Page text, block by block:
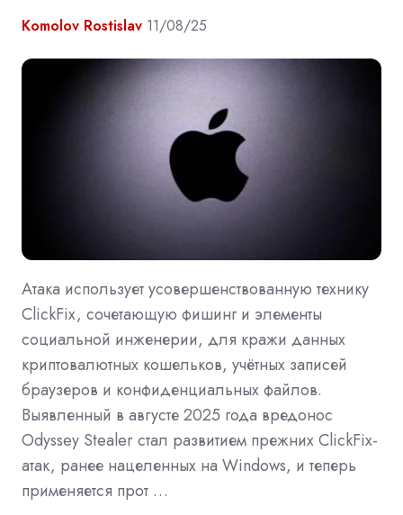
Komolov Rostislav 11/08/25
Атака использует усовершенствованную технику
ClickFix, сочетающую фишинг и элементы
социальной инженерии, для кражи данных
криптовалютных кошельков, учётных записей
браузеров и конфиденциальных файлов.
Выявленный в августе 2025 года вредонос
Odyssey Stealer стал развитием прежних ClickFix-
атак, ранее нацеленных на Windows, и теперь
применяется прот …